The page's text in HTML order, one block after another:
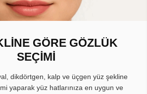
GÖRE GÖZLÜK
SEÇİMİ
dikdörtgen, kalp ve üçgen yüz şekline
yaparak yüz hatlarınıza en uygun ve